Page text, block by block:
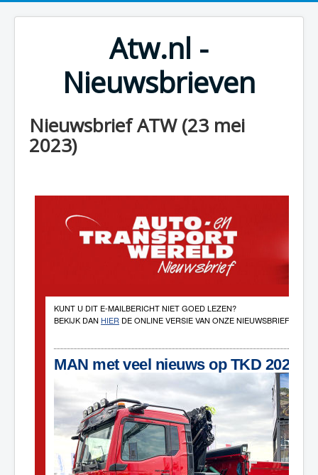
Atw.nl -
Nieuwsbrieven
Nieuwsbrief ATW (23 mei
2023)